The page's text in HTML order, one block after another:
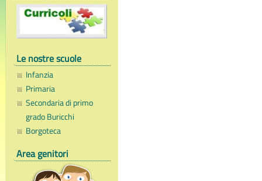
Le nostre scuole
Infanzia
Primaria
Secondaria di primo
grado Buricchi
Borgoteca
Area genitori